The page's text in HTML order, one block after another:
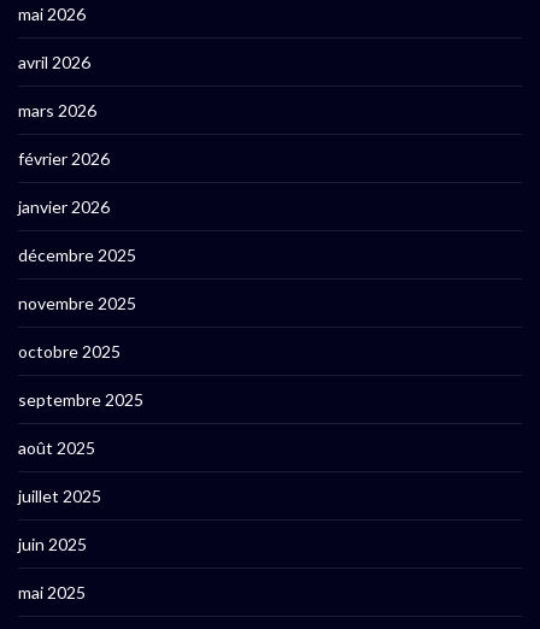
mai 2026
avril 2026
mars 2026
février 2026
janvier 2026
décembre 2025
novembre 2025
octobre 2025
septembre 2025
août 2025
juillet 2025
juin 2025
mai 2025